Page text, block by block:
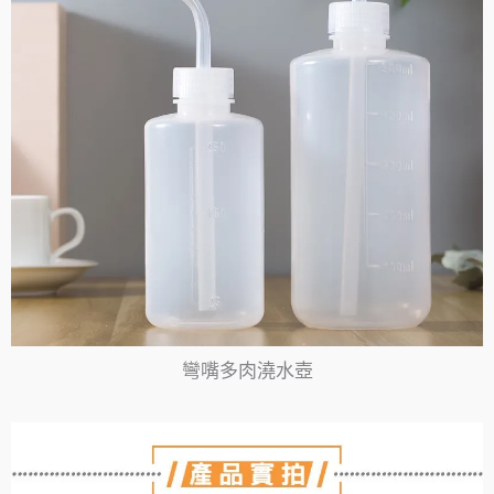
彎嘴多肉澆水壺